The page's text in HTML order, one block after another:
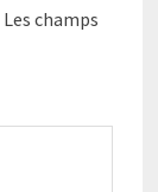
Les champs